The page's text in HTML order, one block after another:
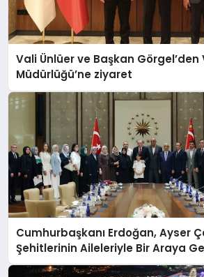
Vali Ünlüer ve Başkan Görgel’den
Müdürlüğü’ne ziyaret
Cumhurbaşkanı Erdoğan, Ayser
Şehitlerinin Aileleriyle Bir Araya